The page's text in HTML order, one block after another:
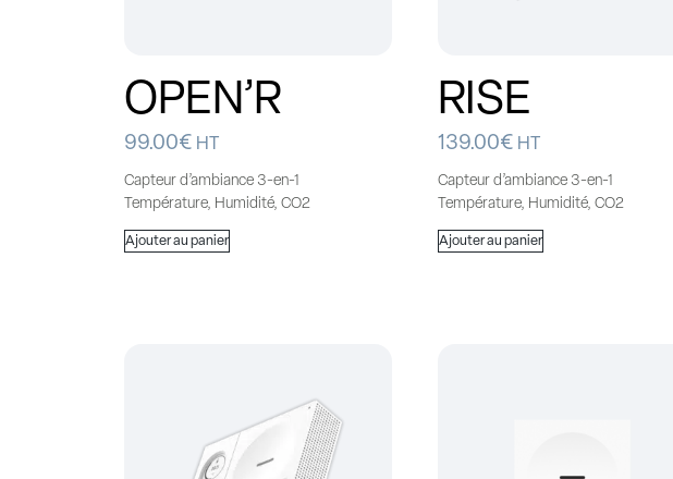
OPEN’R
99.00€ HT
Capteur d’ambiance 3-en-1
Température, Humidité, CO2
Ajouter au panier
RISE
139.00€ HT
Capteur d’ambiance 3-en-1
Température, Humidité, CO2
Ajouter au panier